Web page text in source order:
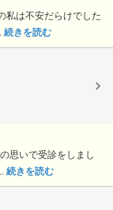
私は不安だらけでした
続きを読む
思いで受診をしまし
続きを読む